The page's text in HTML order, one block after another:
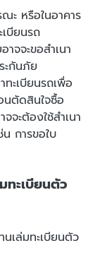
ะ หรือในอาคาร
บียนรถ
จจะขอสำเนา
ะกันภัย
ทะเบียนรถเพื่อ
ตัดสินใจซื้อ
จะต้องใช้สำเนา
น การขอใบ
ทะเบียนตัว
นเล่มทะเบียนตัว